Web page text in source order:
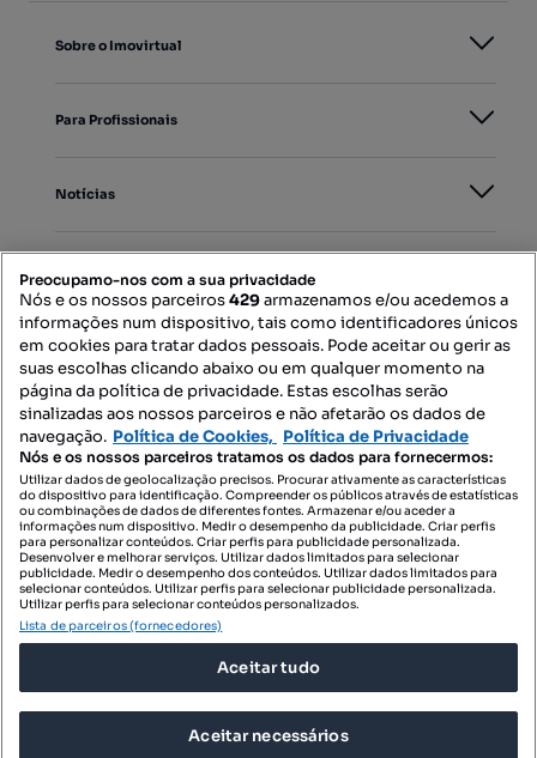
Sobre o Imovirtual
Para Profissionais
Notícias
Mapa do Site
Contacte-nos
SIGA-NOS:
DESCARREGAR NA:
© 2026 Imovirtual.com, OLX Portugal, S.A.
Preocupamo-nos com a sua privacidade
Nós e os nossos parceiros429armazenamos e/ou acedemos a
informações num dispositivo, tais como identificadores únicos
em cookies para tratar dados pessoais. Pode aceitar ou gerir as
suas escolhas clicando abaixo ou em qualquer momento na
página da política de privacidade. Estas escolhas serão
sinalizadas aos nossos parceiros e não afetarão os dados de
navegação. Política de Cookies, Política de Privacidade
Nós e os nossos parceiros tratamos os dados para fornecermos:
Utilizar dados de geolocalização precisos. Procurar ativamente as características
do dispositivo para identificação. Compreender os públicos através de estatísticas
ou combinações de dados de diferentes fontes. Armazenar e/ou aceder a
informações num dispositivo. Medir o desempenho da publicidade. Criar perfis
para personalizar conteúdos. Criar perfis para publicidade personalizada.
Desenvolver e melhorar serviços. Utilizar dados limitados para selecionar
publicidade. Medir o desempenho dos conteúdos. Utilizar dados limitados para
selecionar conteúdos. Utilizar perfis para selecionar publicidade personalizada.
Utilizar perfis para selecionar conteúdos personalizados.
Lista de parceiros (fornecedores)
Aceitar tudo
Aceitar necessários